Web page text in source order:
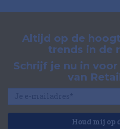
Altijd op de
trends in de
Schrijf je nu in
van
Houd mij op